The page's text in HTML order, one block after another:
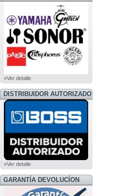
»Ver detalle
DISTRIBUIDOR AUTORIZADO
BOSS
»Ver detalle
GARANTÍA DEVOLUCÍON